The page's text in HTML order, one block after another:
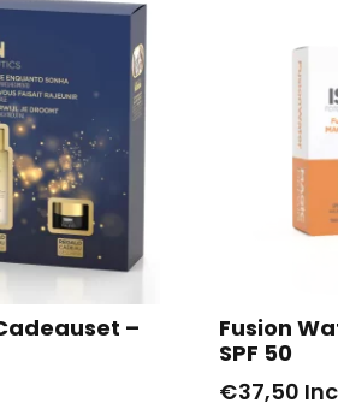
–
Fusion
SPF 50
€37,50